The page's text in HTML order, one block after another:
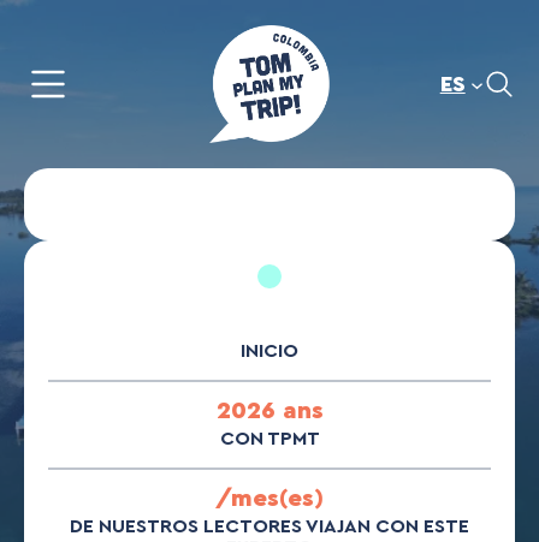
contenido
ES
INICIO
2026 ans
CON TPMT
/mes(es)
DE NUESTROS LECTORES VIAJAN CON ESTE